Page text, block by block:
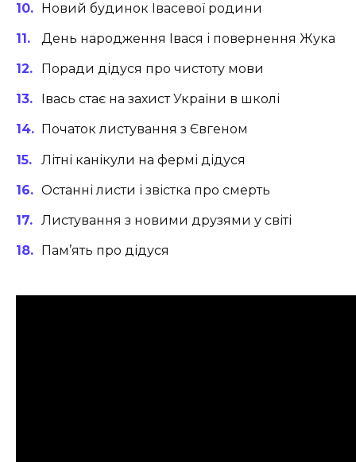
Новий будинок Івасевої родини
День народження Івася і повернення Жука
Поради дідуся про чистоту мови
Івась стає на захист України в школі
Початок листування з Євгеном
Літні канікули на фермі дідуся
Останні листи і звістка про смерть
Листування з новими друзями у світі
Пам’ять про дідуся